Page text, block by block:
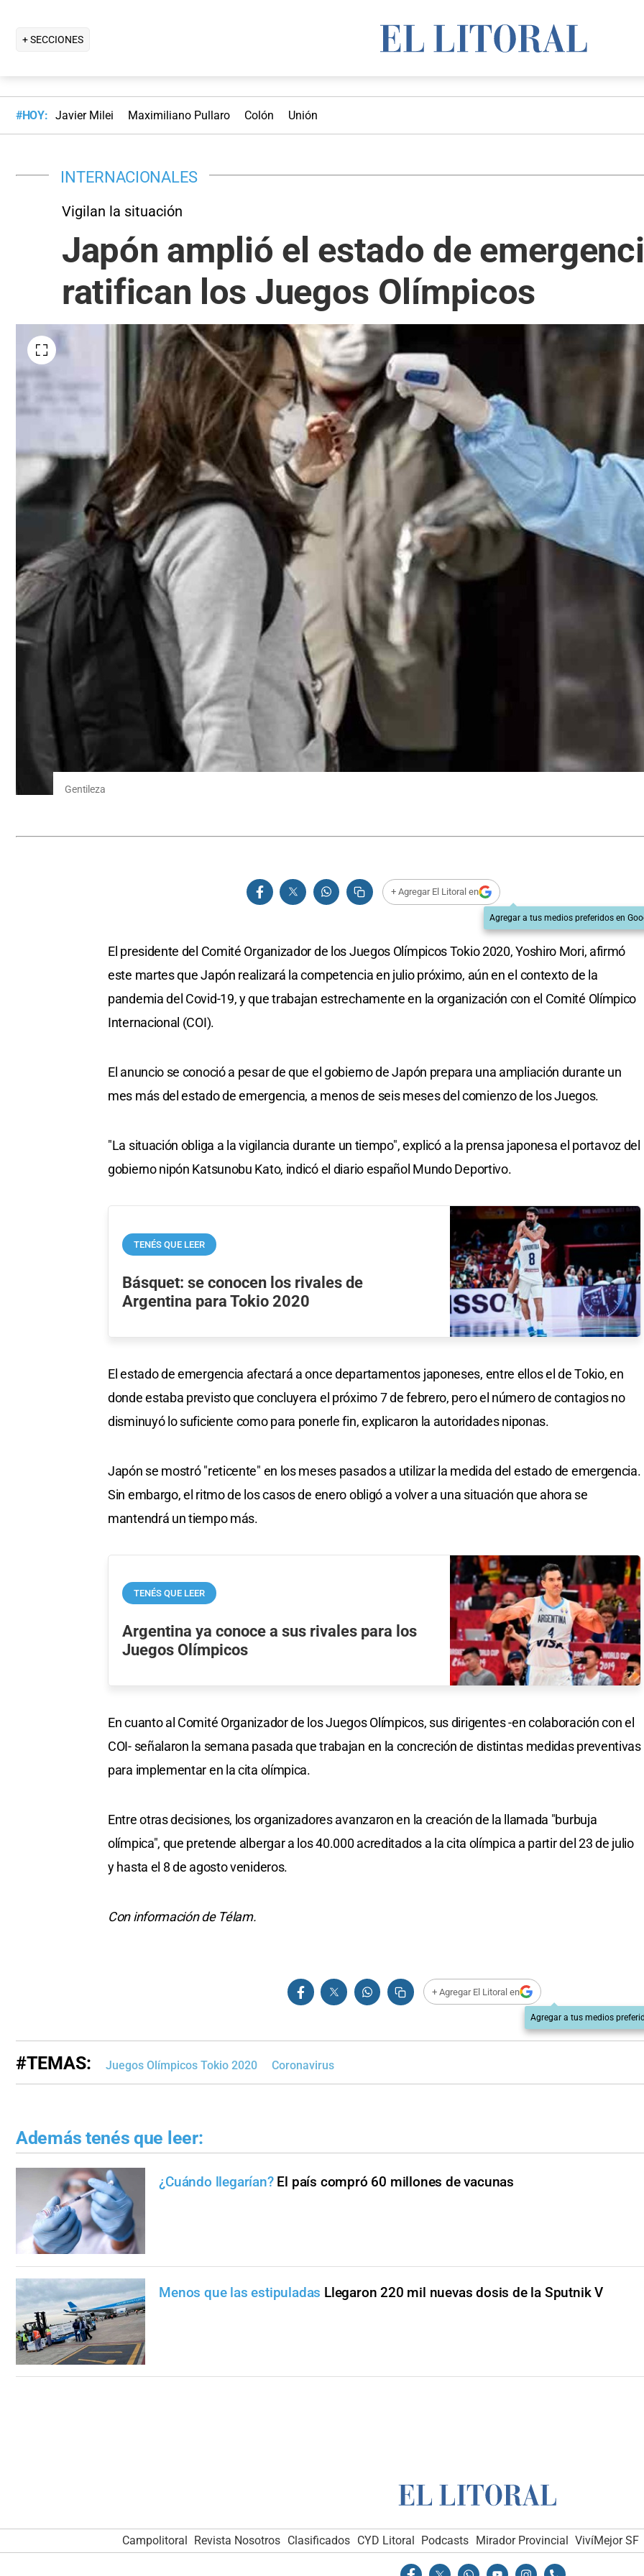
+ SECCIONES
#HOY: Javier Milei Maximiliano Pullaro Colón Unión
INTERNACIONALES
Vigilan la situación
Japón amplió el estado de
ratifican los Juegos Olímpicos
Gentileza
+ Agregar El Litoral en
Agregar a tus medios preferidos en
El presidente del Comité Organizador de los Juegos Olímpicos Tokio 2020, Yoshiro Mori, afirmó
este martes que Japón realizará la competencia en julio próximo, aún en el contexto de la
pandemia del Covid-19, y que trabajan estrechamente en la organización con el Comité Olímpico
Internacional (COI).
El anuncio se conoció a pesar de que el gobierno de Japón prepara una ampliación durante un
mes más del estado de emergencia, a menos de seis meses del comienzo de los Juegos.
"La situación obliga a la vigilancia durante un tiempo", explicó a la prensa japonesa el portavoz del
gobierno nipón Katsunobu Kato, indicó el diario español Mundo Deportivo.
TENÉS QUE LEER
Básquet: se conocen los rivales de
Argentina para Tokio 2020
El estado de emergencia afectará a once departamentos japoneses, entre ellos el de Tokio, en
donde estaba previsto que concluyera el próximo 7 de febrero, pero el número de contagios no
disminuyó lo suficiente como para ponerle fin, explicaron la autoridades niponas.
Japón se mostró "reticente" en los meses pasados a utilizar la medida del estado de emergencia.
Sin embargo, el ritmo de los casos de enero obligó a volver a una situación que ahora se
mantendrá un tiempo más.
TENÉS QUE LEER
Argentina ya conoce a sus rivales para los
Juegos Olímpicos
En cuanto al Comité Organizador de los Juegos Olímpicos, sus dirigentes -en colaboración con el
COI- señalaron la semana pasada que trabajan en la concreción de distintas medidas preventivas
para implementar en la cita olímpica.
Entre otras decisiones, los organizadores avanzaron en la creación de la llamada "burbuja
olímpica", que pretende albergar a los 40.000 acreditados a la cita olímpica a partir del 23 de julio
y hasta el 8 de agosto venideros.
Con información de Télam.
+ Agregar El Litoral en
Agregar a tus medios
#TEMAS: Juegos Olímpicos Tokio 2020 Coronavirus
Además tenés que leer:
¿Cuándo llegarían? El país compró 60 millones de vacunas
Menos que las estipuladas Llegaron 220 mil nuevas dosis de la Sputnik V
Campolitoral Revista Nosotros Clasificados CYD Litoral Podcasts Mirador Provincial VivíMejor SF